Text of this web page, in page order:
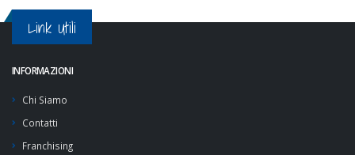
Link Utili
INFORMAZIONI
Chi Siamo
Contatti
Franchising